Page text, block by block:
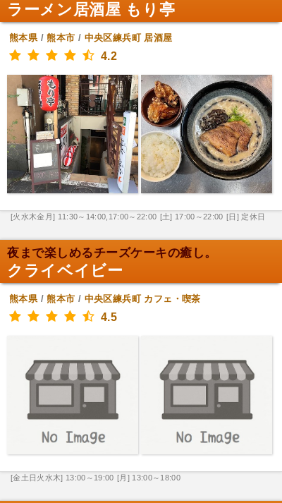
ラーメン居酒屋 もり亭
熊本県/熊本市 / 中央区練兵町 居酒屋
4.2
[火水木金月] 11:30～14:00,17:00～22:00 [土] 17:00～22:00 [日] 定休日
夜まで楽しめるチーズケーキの癒し。
クライベイビー
熊本県/熊本市 / 中央区練兵町 カフェ・喫茶
4.5
[金土日火水木] 13:00～19:00 [月] 13:00～18:00